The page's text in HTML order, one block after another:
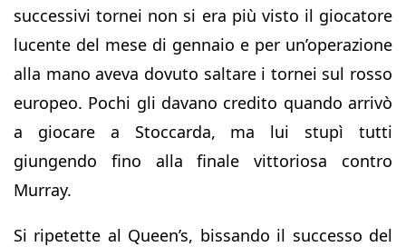
successivi tornei non si era più visto il giocatore
lucente del mese di gennaio e per un’operazione
alla mano aveva dovuto saltare i tornei sul rosso
europeo. Pochi gli davano credito quando arrivò
a giocare a Stoccarda, ma lui stupì tutti
giungendo fino alla finale vittoriosa contro
Murray.
Si ripetette al Queen’s, bissando il successo del